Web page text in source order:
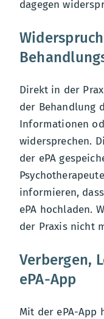
dagegen
Direkt in der
der Behandlung
Informationen
widersprechen.
der ePA
informieren,
ePA hochladen.
der Praxis nicht
Verbergen,
ePA-App
Mit der ePA-App